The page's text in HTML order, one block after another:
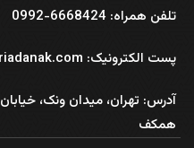
تلفن همراه: 6668424-0992
پست الکترونیک: info{at}ariadanak.com
آدرس:
همکف